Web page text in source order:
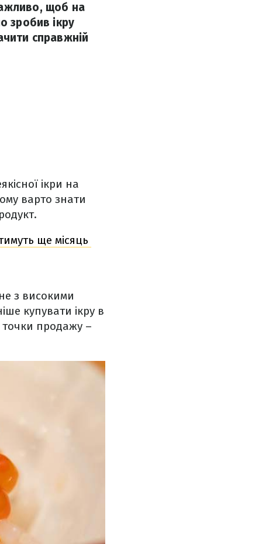
щоб на
зробив ікру
справжній
ікри на
варто знати
ще місяць
з високими
купувати ікру в
точки продажу –